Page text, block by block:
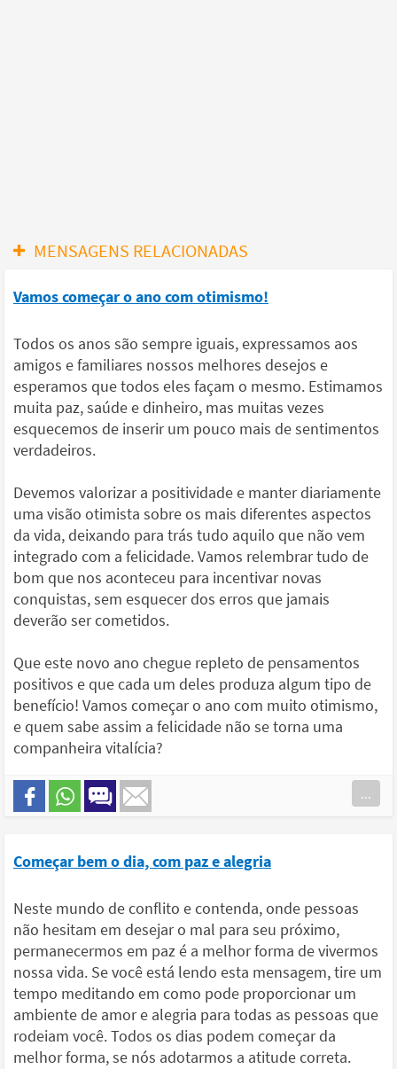
MENSAGENS RELACIONADAS
Vamos começar o ano com otimismo!
Todos os anos são sempre iguais, expressamos aos
amigos e familiares nossos melhores desejos e
esperamos que todos eles façam o mesmo. Estimamos
muita paz, saúde e dinheiro, mas muitas vezes
esquecemos de inserir um pouco mais de sentimentos
verdadeiros.
Devemos valorizar a positividade e manter diariamente
uma visão otimista sobre os mais diferentes aspectos
da vida, deixando para trás tudo aquilo que não vem
integrado com a felicidade. Vamos relembrar tudo de
bom que nos aconteceu para incentivar novas
conquistas, sem esquecer dos erros que jamais
deverão ser cometidos.
Que este novo ano chegue repleto de pensamentos
positivos e que cada um deles produza algum tipo de
benefício! Vamos começar o ano com muito otimismo,
e quem sabe assim a felicidade não se torna uma
companheira vitalícia?
...
Começar bem o dia, com paz e alegria
Neste mundo de conflito e contenda, onde pessoas
não hesitam em desejar o mal para seu próximo,
permanecermos em paz é a melhor forma de vivermos
nossa vida. Se você está lendo esta mensagem, tire um
tempo meditando em como pode proporcionar um
ambiente de amor e alegria para todas as pessoas que
rodeiam você. Todos os dias podem começar da
melhor forma, se nós adotarmos a atitude correta.